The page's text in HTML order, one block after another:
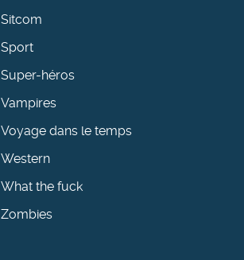
Sitcom
Sport
Super-héros
Vampires
Voyage dans le temps
Western
What the fuck
Zombies